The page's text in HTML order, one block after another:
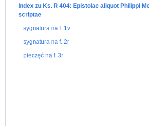
Index zu Ks. R 404: Epistolae aliquot Philippi
scriptae
sygnatura na f. 1v
sygnatura na f. 2r
pieczęć na f. 3r